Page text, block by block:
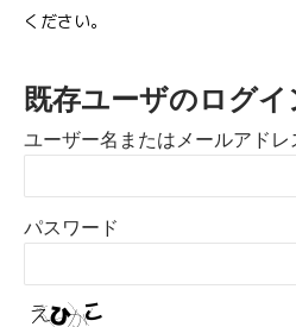
ください。
既存ユーザのログイ
ユーザー名またはメールアドレ
パスワード